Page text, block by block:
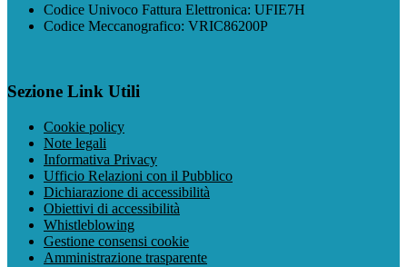
Codice Univoco Fattura Elettronica: UFIE7H
Codice Meccanografico: VRIC86200P
Sezione Link Utili
Cookie policy
Note legali
Informativa Privacy
Ufficio Relazioni con il Pubblico
Dichiarazione di accessibilità
Obiettivi di accessibilità
Whistleblowing
Gestione consensi cookie
Amministrazione trasparente